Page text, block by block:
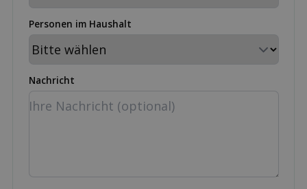
Personen im Haushalt
Nachricht